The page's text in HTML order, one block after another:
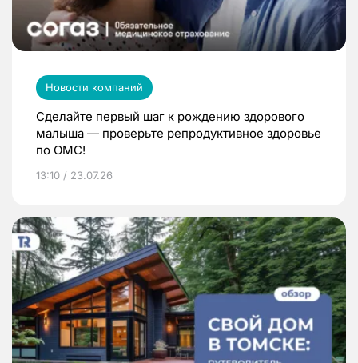
Новости компаний
Сделайте первый шаг к рождению здорового
малыша — проверьте репродуктивное здоровье
по ОМС!
13:10 / 23.07.26